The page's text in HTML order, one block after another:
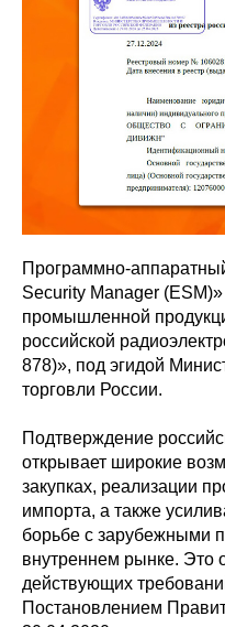
Программно-
Security Manager
промышленной
российской
878)», под эгидой
торговли России.
Подтверждение
открывает широкие
закупках, реализации
импорта, а также
борьбе с зарубежными
внутреннем рынке. Это
действующих
Постановлением